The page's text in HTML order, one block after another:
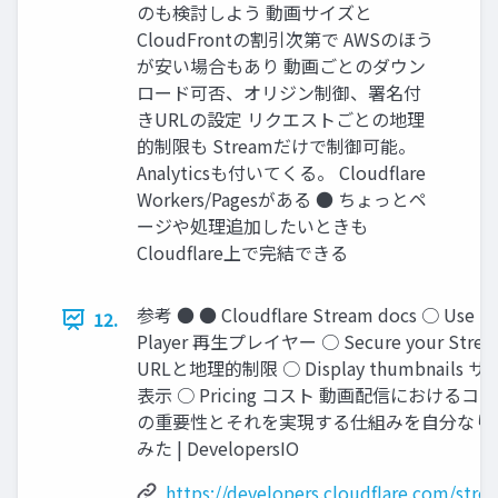
のも検討しよう 動画サイズと
CloudFrontの割引次第で AWSのほう
が安い場合もあり 動画ごとのダウン
ロード可否、オリジン制御、署名付
きURLの設定 リクエストごとの地理
的制限も Streamだけで制御可能。
Analyticsも付いてくる。 Cloudflare
Workers/Pagesがある ● ちょっとペ
ージや処理追加したいときも
Cloudflare上で完結できる
12.
参考 ● ● Cloudflare Stream docs ○ Use
Player 再生プレイヤー ○ Secure your
URLと地理的制限 ○ Display thumbnails サ
表示 ○ Pricing コスト 動画配信におけるコ
の重要性とそれを実現する仕組みを自分な
みた | DevelopersIO